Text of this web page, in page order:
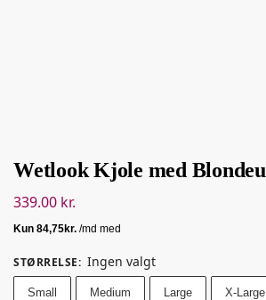
Wetlook Kjole med
339.00 kr.
STØRRELSE: Ingen valgt
Small Medium Large X-Large